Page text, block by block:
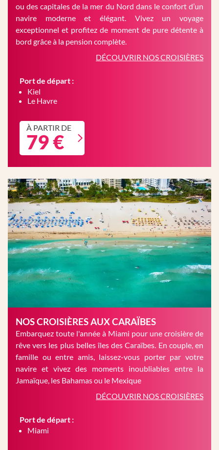
ou des capitales de la mer du Nord dans le confort d’un
navire moderne et élégant. Vivez un voyage
exceptionnel et profitez de moment de pure détente à
bord grâce à la pension complète.
DÉCOUVRIR NOS CROISIÈRES
Port de départ :
Kiel
Le Havre
À PARTIR DE
79 €
NOS CROISIÈRES AUX CARAÏBES
Embarquez toute l'année à Miami pour une croisière de
rêve vers les plus belles îles des Caraïbes. En couple, en
famille ou entre amis, laissez-vous porter par votre
navire et vivez des moments inoubliables entre la
Jamaïque, les Bahamas ou le Mexique
DÉCOUVRIR NOS CROISIÈRES
Port de départ :
Miami